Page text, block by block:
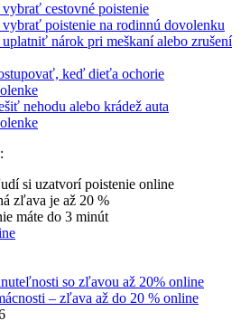
cestovné poistenie
poistenie na rodinnú dovolenku
nárok pri meškaní alebo zrušení
keď dieťa ochorie
nehodu alebo krádež auta
si uzatvorí poistenie online
zľava je až 20 %
máte do 3 minút
so zľavou až 20% online
– zľava až do 20 % online